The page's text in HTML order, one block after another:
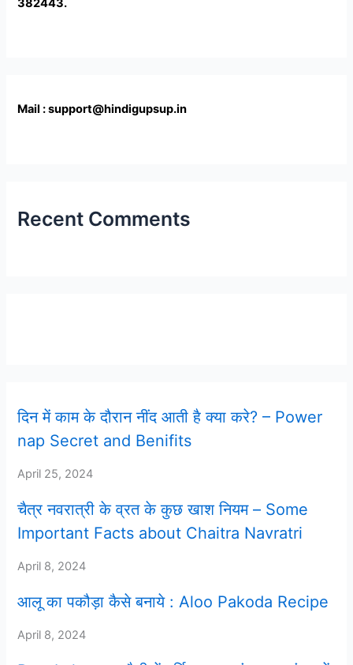
382443.
Mail : support@hindigupsup.in
Recent Comments
दिन में काम के दौरान नींद आती है क्या करे? – Power
nap Secret and Benifits
April 25, 2024
चैत्र नवरात्री के व्रत के कुछ खाश नियम – Some
Important Facts about Chaitra Navratri
April 8, 2024
आलू का पकौड़ा कैसे बनाये : Aloo Pakoda Recipe
April 8, 2024